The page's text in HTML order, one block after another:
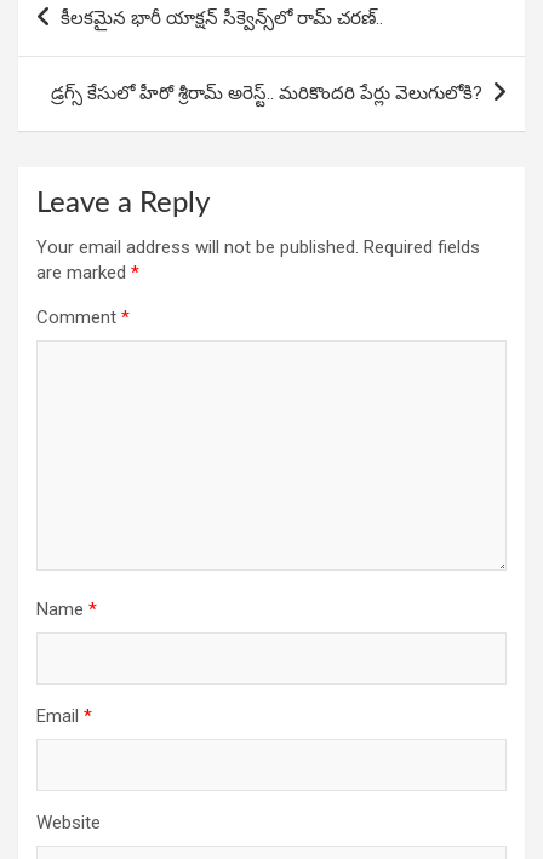
o
k
p
p
navigation
కీలకమైన భారీ యాక్షన్ సీక్వెన్స్‌లో రామ్ చరణ్..
డ్రగ్స్ కేసులో హీరో శ్రీరామ్ అరెస్ట్.. మరికొందరి పేర్లు వెలుగులోకి?
Leave a Reply
Your email address will not be published. Required fields
are marked *
Comment *
Name *
Email *
Website